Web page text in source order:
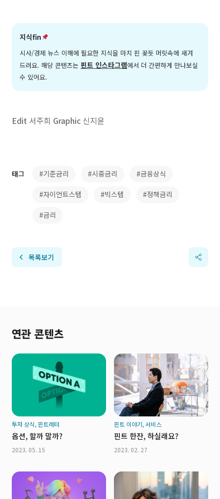
지식fin
시사/경제 뉴스 이해에 필요한 지식을 마치 핀 꽂듯 머릿속에 새겨
드려요. 해당 콘텐츠는 핀트 인스타그램에서 더 간편하게 만나보실
수 있어요.
Edit 서주희 Graphic 신지윤
태그 #기준금리 #시중금리 #금융상식
#자이언트스텝 #빅스텝 #정책금리
#금리
목록보기
연관 콘텐츠
투자 상식, 핀트레터
옵션, 할까 말까?
2023. 05. 15
핀트 이야기, 서비스
핀트 한잔, 하실래요?
2023. 02. 27